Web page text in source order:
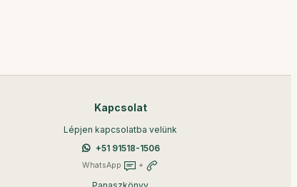
Kapcsolat
Lépjen kapcsolatba velünk
+51 91518-1506
WhatsApp +